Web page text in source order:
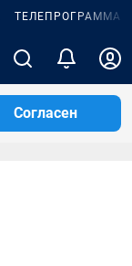
ТЕЛЕПРОГРАММА
Согласен